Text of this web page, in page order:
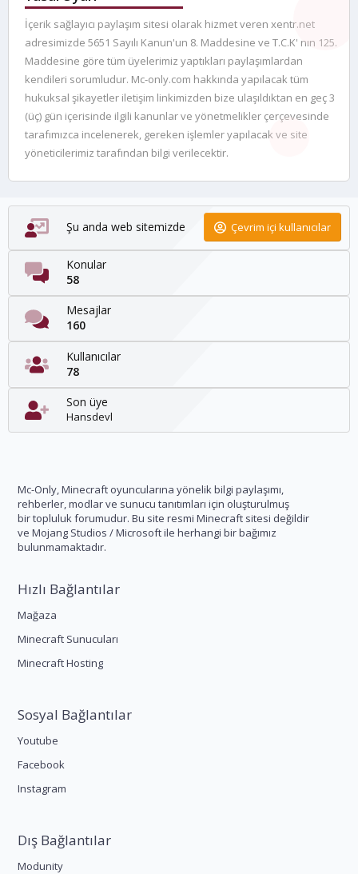
İçerik sağlayıcı paylaşım sitesi olarak hizmet veren xentr.net
adresimizde 5651 Sayılı Kanun'un 8. Maddesine ve T.C.K' nın 125.
Maddesine göre tüm üyelerimiz yaptıkları paylaşımlardan
kendileri sorumludur. Mc-only.com hakkında yapılacak tüm
hukuksal şikayetler iletişim linkimizden bize ulaşıldıktan en geç 3
(üç) gün içerisinde ilgili kanunlar ve yönetmelikler çerçevesinde
tarafımızca incelenerek, gereken işlemler yapılacak ve site
yöneticilerimiz tarafından bilgi verilecektir.
Şu anda web sitemizde Çevrim içi kullanıcılar
Konular
58
Mesajlar
160
Kullanıcılar
78
Son üye
Hansdevl
Mc-Only, Minecraft oyuncularına yönelik bilgi paylaşımı,
rehberler, modlar ve sunucu tanıtımları için oluşturulmuş
bir topluluk forumudur. Bu site resmi Minecraft sitesi değildir
ve Mojang Studios / Microsoft ile herhangi bir bağımız
bulunmamaktadır.
Hızlı Bağlantılar
Mağaza
Minecraft Sunucuları
Minecraft Hosting
Sosyal Bağlantılar
Youtube
Facebook
Instagram
Dış Bağlantılar
Modunity